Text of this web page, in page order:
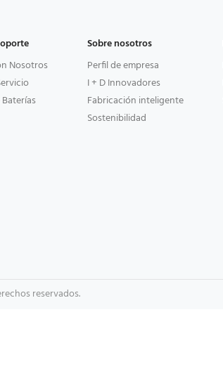
Nosotros
Sobre nosotros
Perfil de empresa
I + D Innovadores
Fabricación inteligente
Sostenibilidad
reservados.